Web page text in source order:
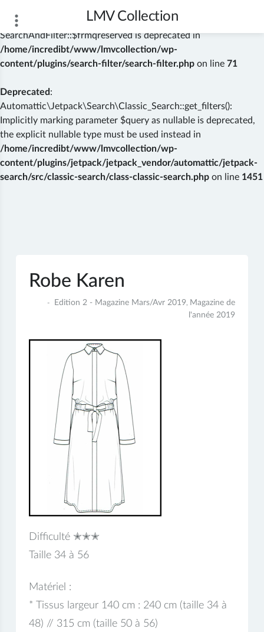
Deprecated
: Creation of dynamic property
SearchAndFilter::$frmqreserved is deprecated in
/home/incredibt/www/lmvcollection/wp-
content/plugins/search-filter/search-filter.php on line 71
Deprecated :
Automattic\Jetpack\Search\Classic_Search::get_filters():
Implicitly marking parameter $query as nullable is deprecated,
the explicit nullable type must be used instead in
/home/incredibt/www/lmvcollection/wp-
content/plugins/jetpack/jetpack_vendor/automattic/jetpack-
search/src/classic-search/class-classic-search.php on line 1451
LMV Collection
Robe Karen
Edition 2 - Magazine Mars/Avr 2019, Magazine de
l'année 2019
Difficulté ✭✭✭
Taille 34 à 56
Matériel :
* Tissus largeur 140 cm : 240 cm (taille 34 à
48) // 315 cm (taille 50 à 56)